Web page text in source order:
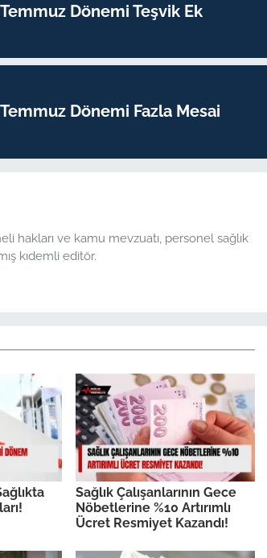
Dönemi Teşvik Ek
Dönemi Fazla Mesai
hakları ve kamu mevzuatı, personel sağlık
kıdemli editör.
Sağlık Çalışanlarının Gece
Nöbetlerine %10 Artırımlı
Ücret Resmiyet Kazandı!